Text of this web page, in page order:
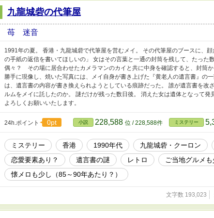
九龍城砦の代筆屋
苺 迷音
1991年の夏。 香港・九龍城砦で代筆屋を営むメイ。 その代筆屋のブースに、
の手紙の返信を書いてほしいの」 女はその言葉と一通の封筒を残して、たった
偶々？ その場に居合わせたカメラマンのカイと共に中身を確認すると、封筒
勝手に現像し、焼いた写真には、メイ自身が書き上げた『黄老人の遺言書』の
は、遺言書の内容が書き換えられようとしている痕跡だった。 誰が遺言書を改
ルムをメイに託したのか。 謎だけが残った数日後。 消えた女は遺体となって
よろしくお願いいたします。
24h.ポイント 0pt 小説 228,588 位 / 228,588件 ミステリー
ミステリー 香港 1990年代 九龍城砦・クーロン
恋愛要素あり？
遺言書の謎 レトロ
ご当地グルメも
懐メロも少し（85～90年あたり？）
文字数 193,023